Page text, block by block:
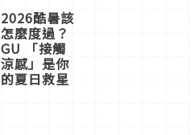
2026酷暑該
怎麼度過？
GU 「接觸
涼感」是你
的夏日救星